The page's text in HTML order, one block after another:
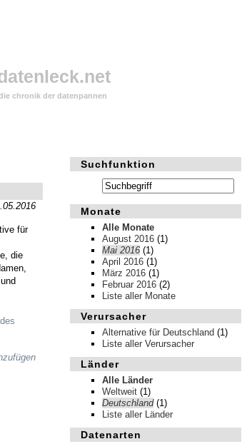
chronik der datenpannen
Suchfunktion
Monate
Alle Monate
August 2016 (1)
Mai 2016 (1)
April 2016 (1)
März 2016 (1)
Februar 2016 (2)
Liste aller Monate
Verursacher
Alternative für Deutschland (1)
Liste aller Verursacher
Länder
Alle Länder
Weltweit (1)
Deutschland(1)
Liste aller Länder
Datenarten
für
die